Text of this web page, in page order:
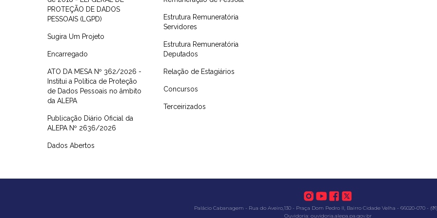
PROTEÇÃO DE DADOS
PESSOAIS (LGPD)
Sugira Um Projeto
Encarregado
ATO DA MESA Nº 362/2026 -
Institui a Política de Proteção
de Dados Pessoais no âmbito
da ALEPA
Publicação Diário Oficial da
ALEPA Nº 2636/2026
Dados Abertos
Estrutura Remuneratória
Servidores
Estrutura Remuneratória
Deputados
Relação de Estagiários
Concursos
Terceirizados
Palácio Cabanagem - Rua do Aveiro,130 - Praça Dom Pedro II, Bairro Cidade Velha - 66020-070 - (91)
Ouvidoria: ouvidoria.alepa.pa.gov.br